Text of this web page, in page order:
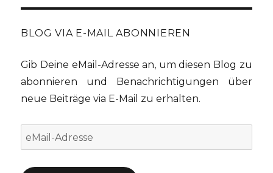
BLOG VIA E-MAIL ABONNIEREN
Gib Deine eMail-Adresse an, um diesen Blog zu
abonnieren und Benachrichtigungen über
neue Beiträge via E-Mail zu erhalten.
eMail-
Adresse